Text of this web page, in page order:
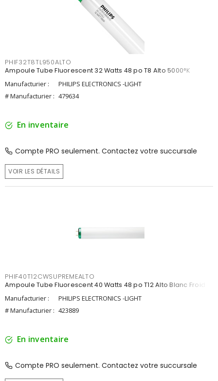
PHIF32T8TL950ALTO
Ampoule Tube Fluorescent 32 Watts 48 po T8 Alto 5000°K
Manufacturier :
PHILIPS ELECTRONICS -LIGHT
# Manufacturier : 479634
En inventaire
Compte PRO seulement. Contactez votre succursale
VOIR LES DÉTAILS
PHIF40T12CWSUPREMEALTO
Ampoule Tube Fluorescent 40 Watts 48 po T12 Alto Blanc Froid
Manufacturier :
PHILIPS ELECTRONICS -LIGHT
# Manufacturier : 423889
En inventaire
Compte PRO seulement. Contactez votre succursale